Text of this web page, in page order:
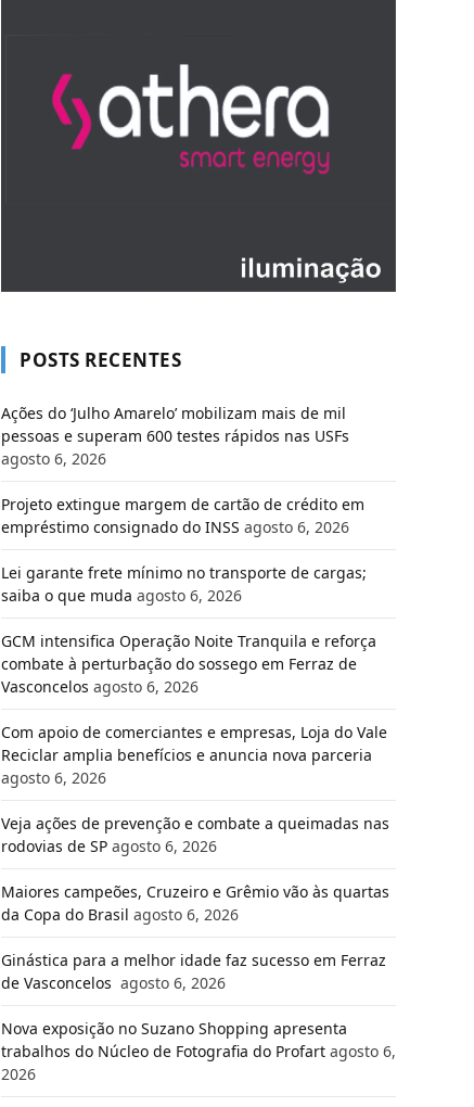
POSTS RECENTES
Ações do ‘Julho Amarelo’ mobilizam mais de mil
pessoas e superam 600 testes rápidos nas USFs
agosto 6, 2026
Projeto extingue margem de cartão de crédito em
empréstimo consignado do INSS agosto 6, 2026
Lei garante frete mínimo no transporte de cargas;
saiba o que muda agosto 6, 2026
GCM intensifica Operação Noite Tranquila e reforça
combate à perturbação do sossego em Ferraz de
Vasconcelos agosto 6, 2026
Com apoio de comerciantes e empresas, Loja do Vale
Reciclar amplia benefícios e anuncia nova parceria
agosto 6, 2026
Veja ações de prevenção e combate a queimadas nas
rodovias de SP agosto 6, 2026
Maiores campeões, Cruzeiro e Grêmio vão às quartas
da Copa do Brasil agosto 6, 2026
Ginástica para a melhor idade faz sucesso em Ferraz
de Vasconcelos agosto 6, 2026
Nova exposição no Suzano Shopping apresenta
trabalhos do Núcleo de Fotografia do Profart agosto 6,
2026